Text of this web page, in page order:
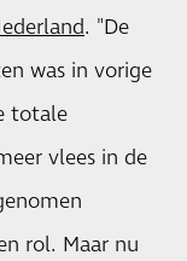
. "De
was in vorige
totale
vlees in de
rol. Maar nu